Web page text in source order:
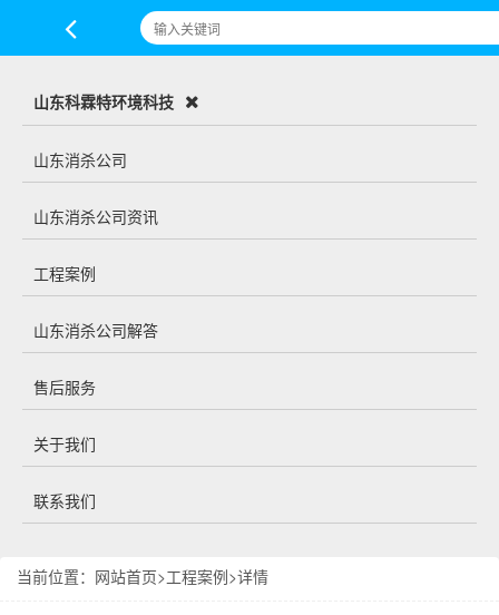
山东科霖特环境科技
山东消杀公司
山东消杀公司资讯
工程案例
山东消杀公司解答
售后服务
关于我们
联系我们
当前位置： 网站首页>工程案例>详情